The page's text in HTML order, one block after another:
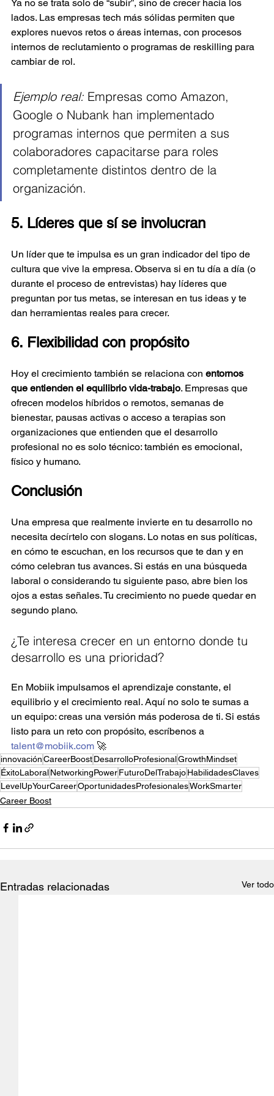
Ya no se trata solo de “subir”, sino de crecer hacia los
lados. Las empresas tech más sólidas permiten que
explores nuevos retos o áreas internas, con procesos
internos de reclutamiento o programas de reskilling para
cambiar de rol.
Ejemplo real: Empresas como Amazon,
Google o Nubank han implementado
programas internos que permiten a sus
colaboradores capacitarse para roles
completamente distintos dentro de la
organización.
5. Líderes que sí se involucran
Un líder que te impulsa es un gran indicador del tipo de
cultura que vive la empresa. Observa si en tu día a día (o
durante el proceso de entrevistas) hay líderes que
preguntan por tus metas, se interesan en tus ideas y te
dan herramientas reales para crecer.
6. Flexibilidad con propósito
Hoy el crecimiento también se relaciona con entornos
que entienden el equilibrio vida-trabajo. Empresas que
ofrecen modelos híbridos o remotos, semanas de
bienestar, pausas activas o acceso a terapias son
organizaciones que entienden que el desarrollo
profesional no es solo técnico: también es emocional,
físico y humano.
Conclusión
Una empresa que realmente invierte en tu desarrollo no
necesita decírtelo con slogans. Lo notas en sus políticas,
en cómo te escuchan, en los recursos que te dan y en
cómo celebran tus avances. Si estás en una búsqueda
laboral o considerando tu siguiente paso, abre bien los
ojos a estas señales. Tu crecimiento no puede quedar en
segundo plano.
¿Te interesa crecer en un entorno donde tu
desarrollo es una prioridad?
En Mobiik impulsamos el aprendizaje constante, el
equilibrio y el crecimiento real. Aquí no solo te sumas a
un equipo: creas una versión más poderosa de ti. Si estás
listo para un reto con propósito, escríbenos a
talent@mobiik.com 🚀
innovaciónCareerBoostDesarrolloProfesionalGrowthMindset
ÉxitoLaboralNetworkingPowerFuturoDelTrabajoHabilidadesClaves
LevelUpYourCareerOportunidadesProfesionalesWorkSmarter
Career Boost
Entradas relacionadas Ver todo